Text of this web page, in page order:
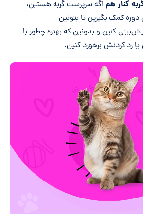
کنار هم اگه سرپرست گربه هستین،
دوره کمک بگیرین تا بتونین
کنین و بدونین که بهتره چطور با
رد کردنش برخورد کنین.